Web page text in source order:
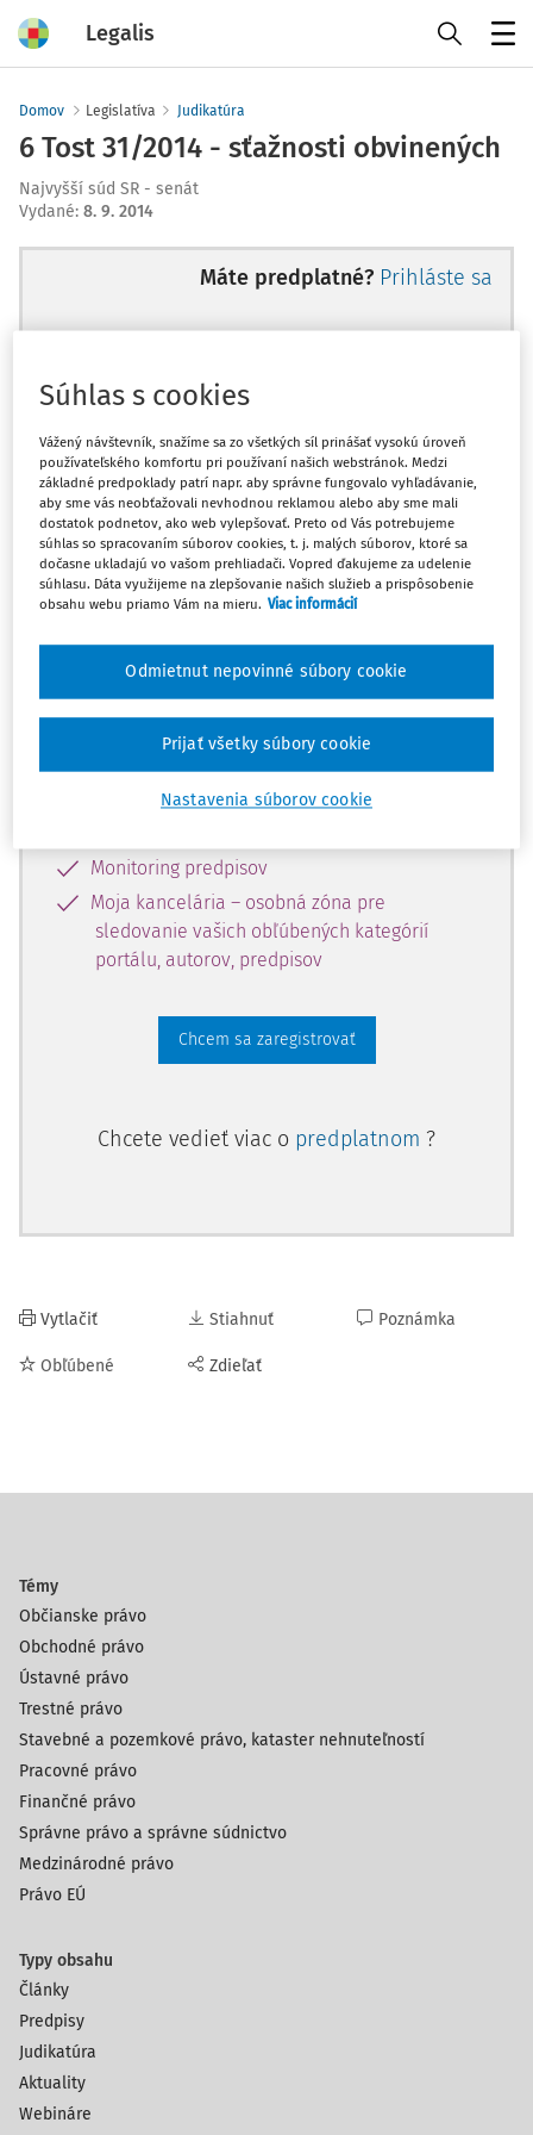
Legalis
Domov Legislatíva Judikatúra
6 Tost 31/2014 - sťažnosti obvinených
Najvyšší súd SR - senát
Vydané: 8. 9. 2014
Máte predplatné? Prihláste sa
Ups, zatiaľ ste si prečítali len
začiatok...
Celý odborný obsah z tejto oblasti je
dostupný predplatiteľom portálu.
obsahu a získajte prístup na 10 dní
zdarma, stačí sa len zaregistrovať.
Vďaka registrácii získate prístup aj k
vybranému obsahu:
Monitoring predpisov
Moja kancelária – osobná zóna pre
sledovanie vašich obľúbených kategórií
portálu, autorov, predpisov
Chcem sa zaregistrovať
Chcete vedieť viac o predplatnom ?
Vytlačiť
Obľúbené
Stiahnuť
Zdieľať
Poznámka
Témy
Občianske právo
Obchodné právo
Ústavné právo
Trestné právo
Stavebné a pozemkové právo, kataster nehnuteľností
Pracovné právo
Finančné právo
Správne právo a správne súdnictvo
Medzinárodné právo
Právo EÚ
Typy obsahu
Články
Predpisy
Judikatúra
Aktuality
Webináre
Súhlas s cookies
Vážený návštevník, snažíme sa zo všetkých síl prinášať vysokú úroveň
používateľského komfortu pri používaní našich webstránok. Medzi
základné predpoklady patrí napr. aby správne fungovalo vyhľadávanie,
aby sme vás neobťažovali nevhodnou reklamou alebo aby sme mali
dostatok podnetov, ako web vylepšovať. Preto od Vás potrebujeme
súhlas so spracovaním súborov cookies, t. j. malých súborov, ktoré sa
dočasne ukladajú vo vašom prehliadači. Vopred ďakujeme za udelenie
súhlasu. Dáta využijeme na zlepšovanie našich služieb a prispôsobenie
obsahu webu priamo Vám na mieru. Viac informácií
Nastavenia súborov cookie
Odmietnut nepovinné súbory cookie
Prijať všetky súbory cookie